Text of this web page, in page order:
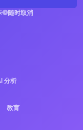
随时取消
分析
教育